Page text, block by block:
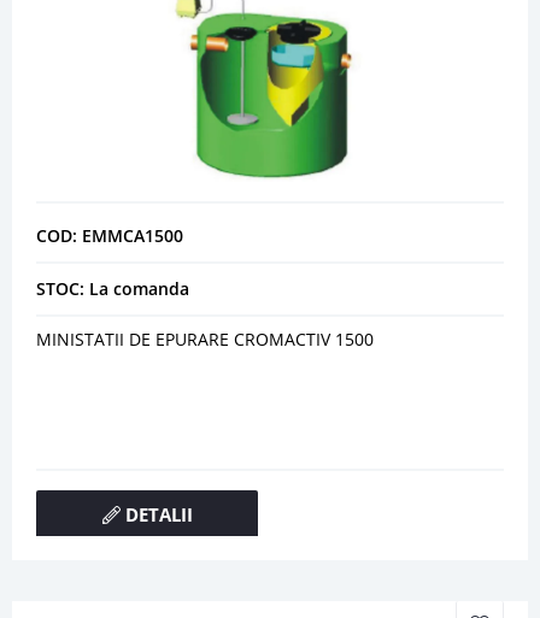
COD: EMMCA1500
STOC: La comanda
MINISTATII DE EPURARE CROMACTIV 1500
DETALII